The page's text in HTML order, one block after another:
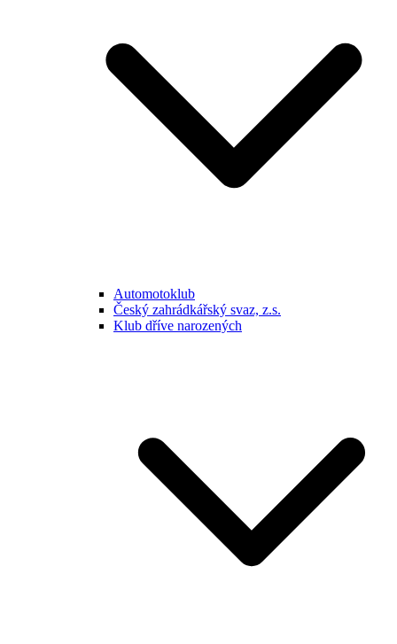
Automotoklub
Český zahrádkářský svaz, z.s.
Klub dříve narozených